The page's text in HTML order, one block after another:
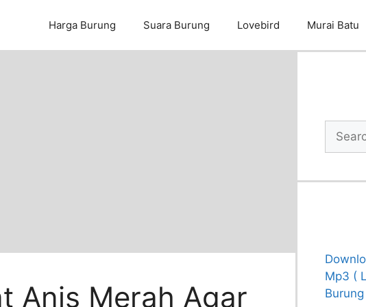
Harga Burung Suara Burung Lovebird Murai Batu
Anis Merah Agar
Search
for:
Mp3 (
Burung